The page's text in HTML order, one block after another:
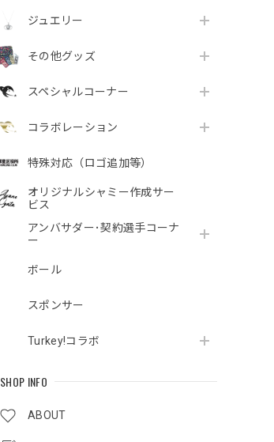
ジュエリー
その他グッズ
スペシャルコーナー
コラボレーション
特殊対応（ロゴ追加等）
オリジナルシャミー作成サー
ビス
アンバサダー･契約選手コーナ
ー
ボール
スポンサー
Turkey!コラボ
SHOP INFO
ABOUT